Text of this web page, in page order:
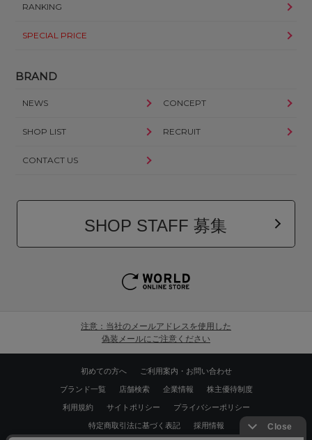
RANKING
SPECIAL PRICE
BRAND
NEWS CONCEPT
SHOP LIST RECRUIT
CONTACT US
SHOP STAFF 募集
注意：当社のメールアドレスを使用した
偽装メールにご注意ください
初めての方へ ご利用案内・お問い合わせ
ブランド一覧 店舗検索 企業情報 株主優待制度
利用規約 サイトポリシー プライバシーポリシー
特定商取引法に基づく表記 採用情報